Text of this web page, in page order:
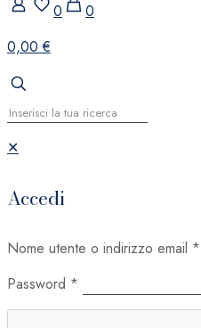
0
0
0,00 €
✕
Accedi
Nome utente o indirizzo email *
Password *